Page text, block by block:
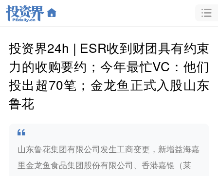
投资界24h | ESR收到财团具有约束
力的收购要约；今年最忙VC：他们
投出超70笔；金龙鱼正式入股山东
鲁花
山东鲁花集团有限公司发生工商变更，新增益海嘉
里金龙鱼食品集团股份有限公司、香港嘉银（莱